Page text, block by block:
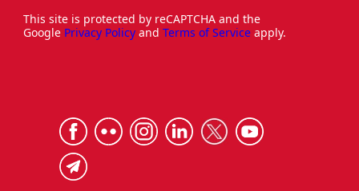
This site is protected by reCAPTCHA and the
Google Privacy Policy and Terms of Service apply.